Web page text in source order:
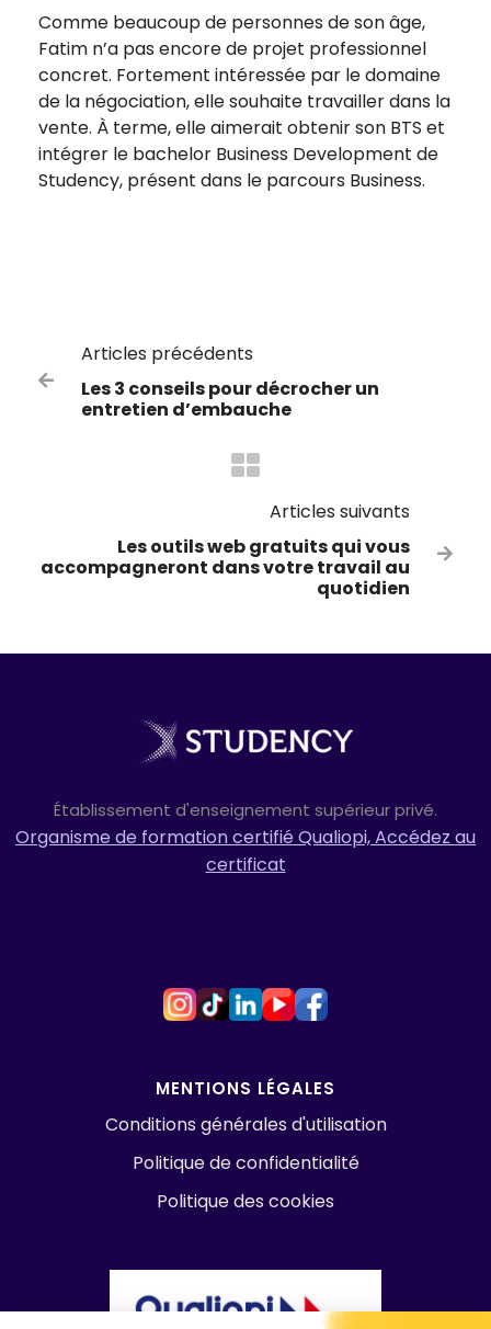
Comme beaucoup de personnes de son âge,
Fatim n’a pas encore de projet professionnel
concret. Fortement intéressée par le domaine
de la négociation, elle souhaite travailler dans la
vente. À terme, elle aimerait obtenir son BTS et
intégrer le bachelor Business Development de
Studency, présent dans le parcours Business.

Articles précédents
Les 3 conseils pour décrocher un
entretien d’embauche
Articles suivants
Les outils web gratuits qui vous
accompagneront dans votre travail au
quotidien

Établissement d'enseignement supérieur privé.
Organisme de formation certifié Qualiopi, Accédez au
certificat
MENTIONS LÉGALES
Conditions générales d'utilisation
Politique de confidentialité
Politique des cookies